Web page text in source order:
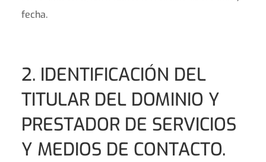
fecha.
2. IDENTIFICACIÓN DEL
TITULAR DEL DOMINIO Y
PRESTADOR DE SERVICIOS
Y MEDIOS DE CONTACTO.